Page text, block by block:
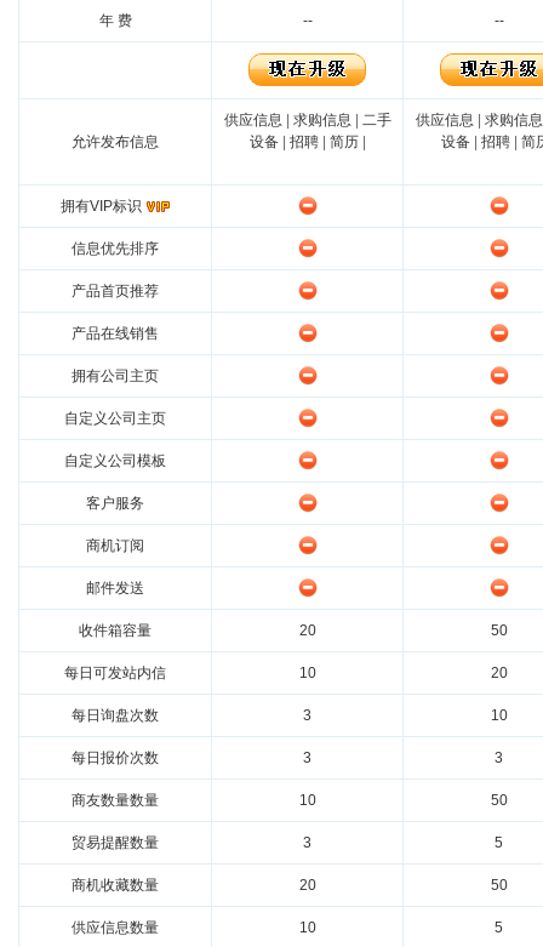
年 费 -- --
允许发布信息
供应信息 | 求购信息 | 二手
设备| 招聘| 简历|
供应信息 | 求购信息
设备| 招聘| 简
拥有VIP标识
信息优先排序
产品首页推荐
产品在线销售
拥有公司主页
自定义公司主页
自定义公司模板
客户服务
商机订阅
邮件发送
收件箱容量 20 50
每日可发站内信 10 20
每日询盘次数 3 10
每日报价次数 3 3
商友数量数量 10 50
贸易提醒数量 3 5
商机收藏数量 20 50
供应信息数量 10 5